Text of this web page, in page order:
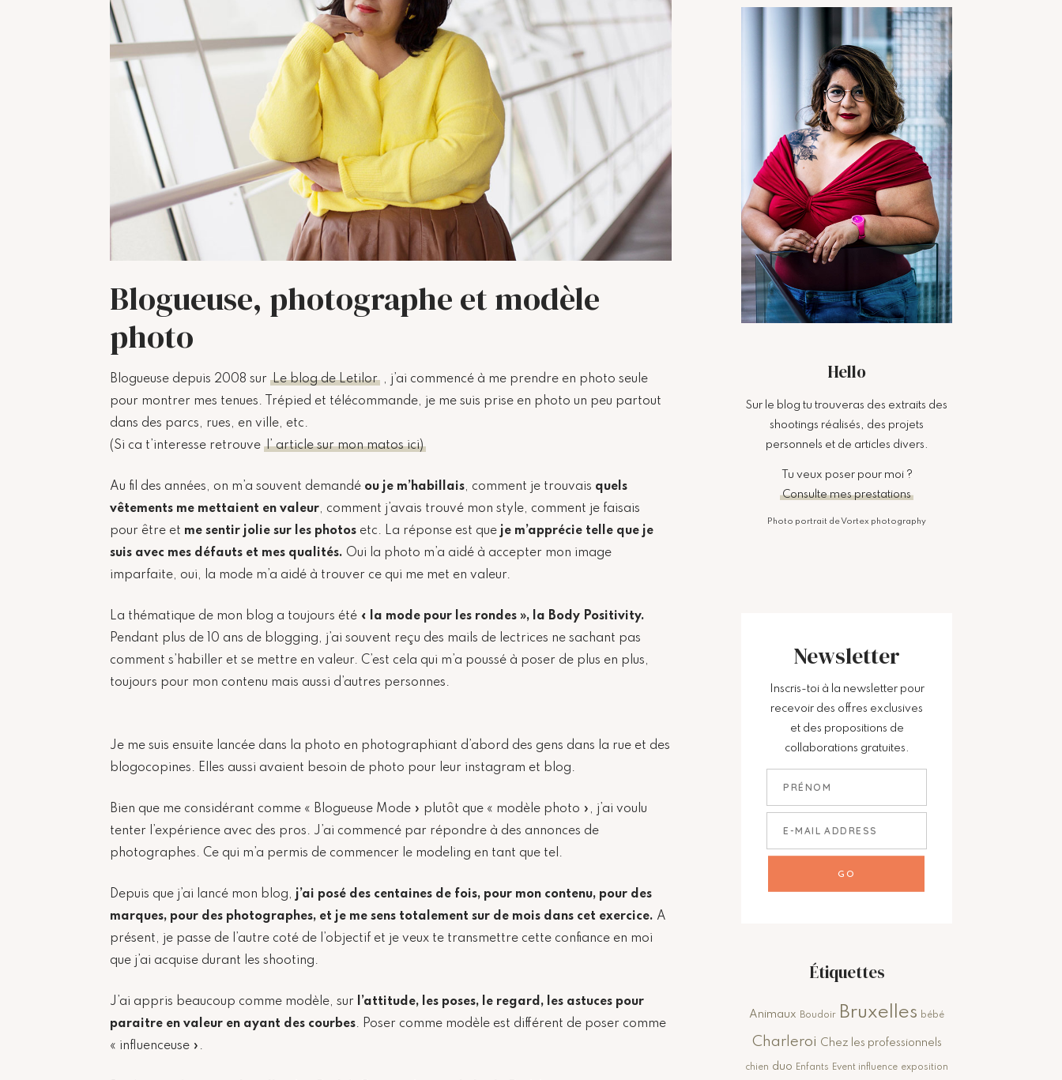
Blogueuse, photographe et modèle
photo
Blogueuse depuis 2008 surLe blog de Letilor , j’ai commencé à me prendre en photo seule
pour montrer mes tenues. Trépied et télécommande, je me suis prise en photo un peu partout
dans des parcs, rues, en ville, etc.
(Si ca t’interesse retrouvel’ article sur mon matos ici)
Au fil des années, on m’a souvent demandé ou je m’habillais, comment je trouvais quels
vêtements me mettaient en valeur, comment j’avais trouvé mon style, comment je faisais
pour être et me sentir jolie sur les photos etc. La réponse est que je m’apprécie telle que je
suis avec mes défauts et mes qualités. Oui la photo m’a aidé à accepter mon image
imparfaite, oui, la mode m’a aidé à trouver ce qui me met en valeur.
La thématique de mon blog a toujours été « la mode pour les rondes », la Body Positivity.
Pendant plus de 10 ans de blogging, j’ai souvent reçu des mails de lectrices ne sachant pas
comment s’habiller et se mettre en valeur. C’est cela qui m’a poussé à poser de plus en plus,
toujours pour mon contenu mais aussi d’autres personnes.
Je me suis ensuite lancée dans la photo en photographiant d’abord des gens dans la rue et des
blogocopines. Elles aussi avaient besoin de photo pour leur instagram et blog.
Bien que me considérant comme « Blogueuse Mode » plutôt que « modèle photo », j’ai voulu
tenter l’expérience avec des pros. J’ai commencé par répondre à des annonces de
photographes. Ce qui m’a permis de commencer le modeling en tant que tel.
Depuis que j’ai lancé mon blog, j’ai posé des centaines de fois, pour mon contenu, pour des
marques, pour des photographes, et je me sens totalement sur de mois dans cet exercice. A
présent, je passe de l’autre coté de l’objectif et je veux te transmettre cette confiance en moi
que j’ai acquise durant les shooting.
J’ai appris beaucoup comme modèle, sur l’attitude, les poses, le regard, les astuces pour
paraitre en valeur en ayant des courbes. Poser comme modèle est différent de poser comme
« influenceuse ».
Hello
Sur le blog tu trouveras des extraits des
shootings réalisés, des projets
personnels et de articles divers.
Tu veux poser pour moi ?
Consulte mes prestations
Photo portrait de Vortex photography
Newsletter
Inscris-toi à la newsletter pour
recevoir des offres exclusives
et des propositions de
collaborations gratuites.
Étiquettes
Animaux Boudoir Bruxelles bébé
Charleroi Chez les professionnels
chien duo Enfants Event influence exposition